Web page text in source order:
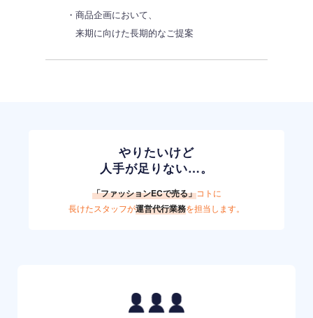
・商品企画において、
来期に向けた長期的なご提案
やりたいけど
人手が足りない…。
「ファッションECで売る」コトに
長けたスタッフが運営代行業務を担当します。